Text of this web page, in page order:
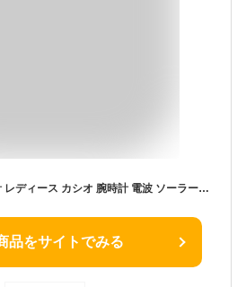
カシオ ソーラー電波時計 レディース カシオ 腕時計 電波 ソーラー 女性 ソーラー電波腕時計 電波ソーラー腕時計 アナログ CASIO 電波時計 レディース腕時計 女性用 大人可愛い 革ベルト 時計合わせ不要 誕生日 新生活 就職 進学 実用的 送料無料 ポイント5倍
品をサイトでみる